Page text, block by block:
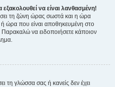
να είναι λανθασμένη!
τη ζώνη ώρας σωστά και η ώρα
ή ώρα που είναι αποθηκευμένη στο
Παρακαλώ να ειδοποιήσετε κάποιον
τη γλώσσα σας ή κανείς δεν έχει